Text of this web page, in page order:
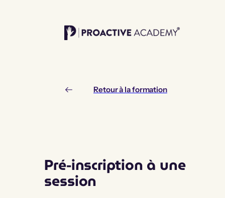
Retour à la formation
Pré-inscription à une
session